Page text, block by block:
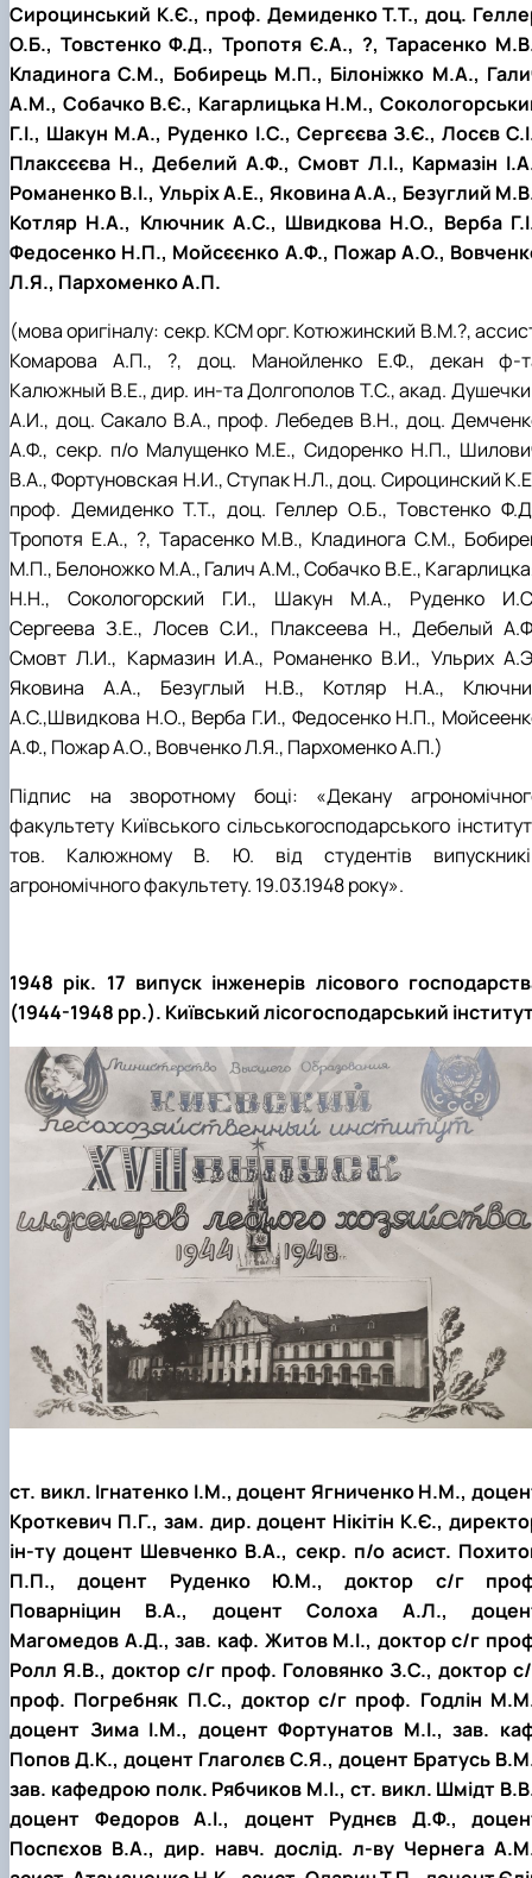
Сироцинський К.Є., проф. Демиденко Т.Т., доц.
О.Б., Товстенко Ф.Д., Тропотя Є.А., ?, Тарасенко
Кладинога С.М., Бобирець М.П., Білоніжко М.А.,
А.М., Собачко В.Є., Кагарлицька Н.М.,
Г.І., Шакун М.А., Руденко І.С., Сергєєва З.Є., Лосєв
Плаксєєва Н., Дебелий А.Ф., Смовт Л.І., Кармазін
Романенко В.І., Ульріх А.Е., Яковина А.А., Безуглий
Котляр Н.А., Ключник А.С., Швидкова Н.О., Верба
Федосенко Н.П., Мойсєєнко А.Ф., Пожар А.О.,
Л.Я., Пархоменко А.П.
(мова оригіналу: секр. КСМ орг. Котюжинский В.М.?,
Комарова А.П., ?, доц. Манойленко Е.Ф., декан ф-
Калюжный В.Е., дир. ин-та Долгополов Т.С., акад.
А.И., доц. Сакало В.А., проф. Лебедев В.Н., доц.
А.Ф., секр. п/о Малущенко М.Е., Сидоренко Н.П.,
В.А., Фортуновская Н.И., Ступак Н.Л., доц. Сироцинский
проф. Демиденко Т.Т., доц. Геллер О.Б., Товстенко
Тропотя Е.А., ?, Тарасенко М.В., Кладинога С.М.,
М.П., Белоножко М.А., Галич А.М., Собачко В.Е.,
Н.Н., Сокологорский Г.И., Шакун М.А., Руденко
Сергеева З.Е., Лосев С.И., Плаксеева Н., Дебелый
Смовт Л.И., Кармазин И.А., Романенко В.И., Ульрих
Яковина А.А., Безуглый Н.В., Котляр Н.А.,
А.С.,Швидкова Н.О., Верба Г.И., Федосенко Н.П.,
А.Ф., Пожар А.О., Вовченко Л.Я., Пархоменко А.П.)
Підпис на зворотному боці: «Декану
факультету Київського сільськогосподарського
тов. Калюжному В. Ю. від студентів
агрономічного факультету. 19.03.1948 року».
1948 рік. 17 випуск інженерів лісового
(1944-1948 рр.). Київський лісогосподарський
ст. викл. Ігнатенко І.М., доцент Ягниченко Н.М.,
Кроткевич П.Г., зам. дир. доцент Нікітін К.Є.,
ін-ту доцент Шевченко В.А., секр. п/о асист.
П.П., доцент Руденко Ю.М., доктор с/г
Поварніцин В.А., доцент Солоха А.Л.,
Магомедов А.Д., зав. каф. Житов М.І., доктор с/г
Ролл Я.В., доктор с/г проф. Головянко З.С., доктор
проф. Погребняк П.С., доктор с/г проф. Годлін
доцент Зима І.М., доцент Фортунатов М.І., зав.
Попов Д.К., доцент Глаголєв С.Я., доцент Братусь
зав. кафедрою полк. Рябчиков М.І., ст. викл. Шмідт
доцент Федоров А.І., доцент Руднєв Д.Ф.,
Поспєхов В.А., дир. навч. дослід. л-ву Чернега